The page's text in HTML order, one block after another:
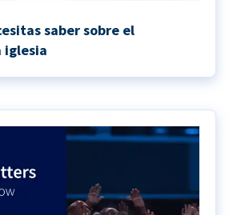
saber sobre el
iglesia